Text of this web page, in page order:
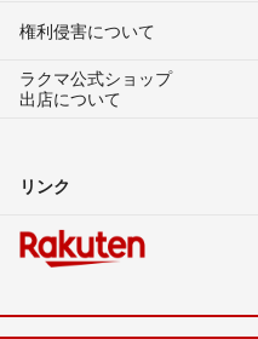
権利侵害について
ラクマ公式ショップ
出店について
リンク